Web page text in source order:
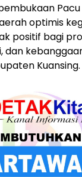
optimis
positif bagi
dan
Kuansing.